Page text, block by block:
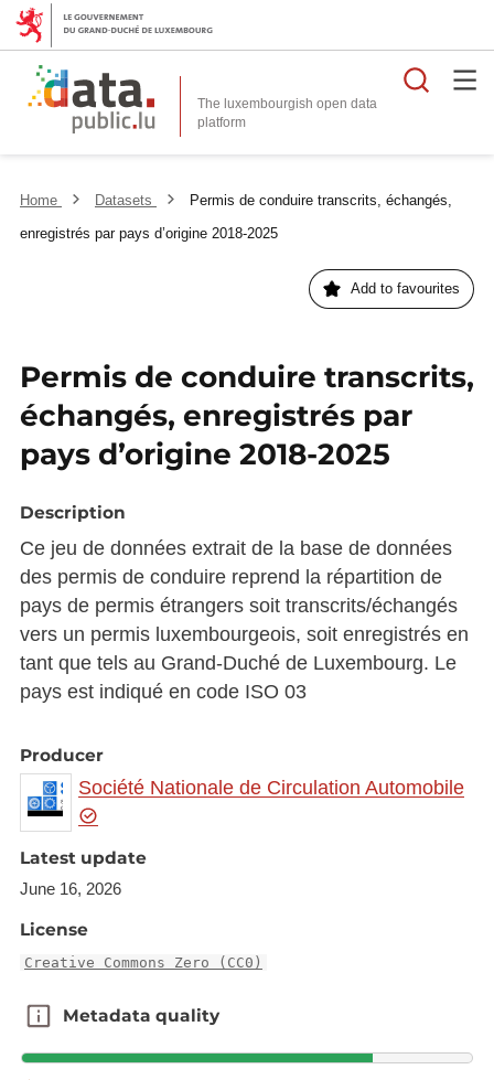
The luxembourgish open data
platform
Home Datasets
Permis de conduire transcrits, échangés,
enregistrés par pays d’origine 2018-2025
Add to favourites
Permis de conduire transcrits,
échangés, enregistrés par
pays d’origine 2018-2025
Description
Ce jeu de données extrait de la base de données
des permis de conduire reprend la répartition de
pays de permis étrangers soit transcrits/échangés
vers un permis luxembourgeois, soit enregistrés en
tant que tels au Grand-Duché de Luxembourg. Le
pays est indiqué en code ISO 03
Producer
Société Nationale de Circulation Automobile
Latest update
June 16, 2026
License
Creative Commons Zero (CC0)
Metadata quality
Metadata quality